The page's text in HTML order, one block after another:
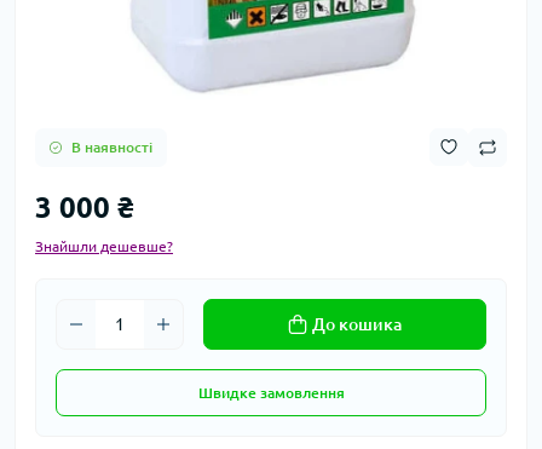
В наявності
3 000 ₴
Знайшли дешевше?
До кошика
Швидке замовлення